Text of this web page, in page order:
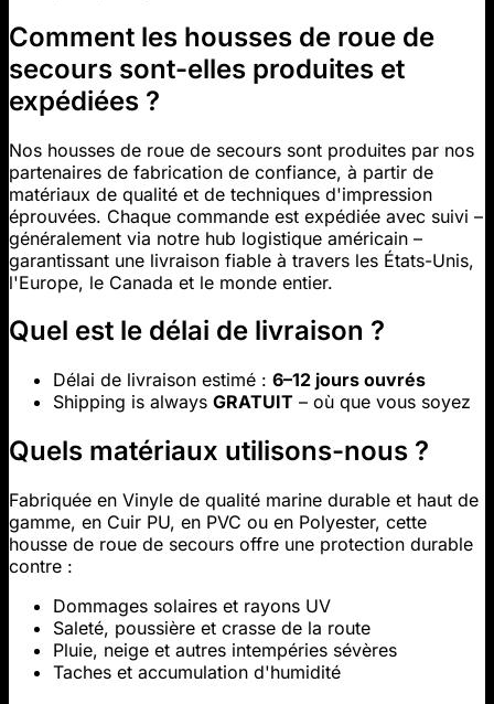
Comment les housses de roue de
secours sont-elles produites et
expédiées ?
Nos housses de roue de secours sont produites par nos
partenaires de fabrication de confiance, à partir de
matériaux de qualité et de techniques d'impression
éprouvées. Chaque commande est expédiée avec suivi –
généralement via notre hub logistique américain –
garantissant une livraison fiable à travers les États-Unis,
l'Europe, le Canada et le monde entier.
Quel est le délai de livraison ?
Délai de livraison estimé : 6–12 jours ouvrés
Shipping is always GRATUIT – où que vous soyez
Quels matériaux utilisons-nous ?
Fabriquée en Vinyle de qualité marine durable et haut de
gamme, en Cuir PU, en PVC ou en Polyester, cette
housse de roue de secours offre une protection durable
contre :
Dommages solaires et rayons UV
Saleté, poussière et crasse de la route
Pluie, neige et autres intempéries sévères
Taches et accumulation d'humidité